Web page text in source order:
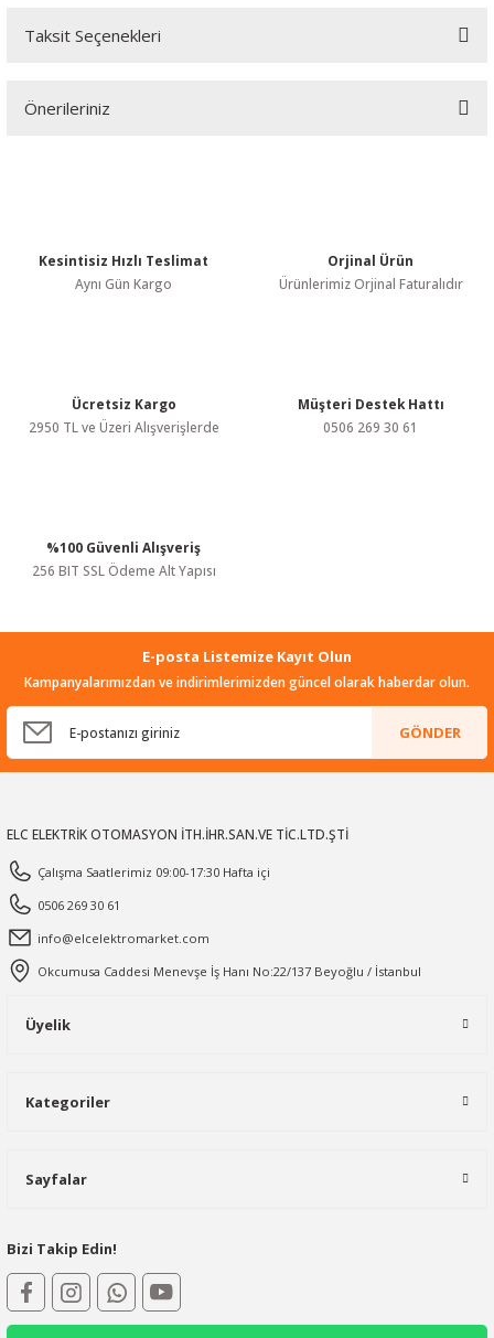
Bu ürüne ilk yorumu siz yapın!
Taksit Seçenekleri
Önerileriniz
Ürün resmi kalitesiz, bozuk veya görüntülenemiyor.
Bu ürüne benzer farklı alternatifler olmalı.
Kesintisiz Hızlı Teslimat
Aynı Gün Kargo
Orjinal Ürün
Ürünlerimiz Orjinal Faturalıdır
Ücretsiz Kargo
2950 TL ve Üzeri Alışverişlerde
Müşteri Destek Hattı
0506 269 30 61
%100 Güvenli Alışveriş
256 BIT SSL Ödeme Alt Yapısı
E-posta Listemize Kayıt Olun
Kampanyalarımızdan ve indirimlerimizden güncel olarak haberdar olun.
GÖNDER
ELC ELEKTRİK OTOMASYON İTH.İHR.SAN.VE TİC.LTD.ŞTİ
Çalışma Saatlerimiz 09:00-17:30 Hafta içi
0506 269 30 61
info@elcelektromarket.com
Okcumusa Caddesi Menevşe İş Hanı No:22/137 Beyoğlu / İstanbul
Üyelik
Kategoriler
Sayfalar
Bizi Takip Edin!